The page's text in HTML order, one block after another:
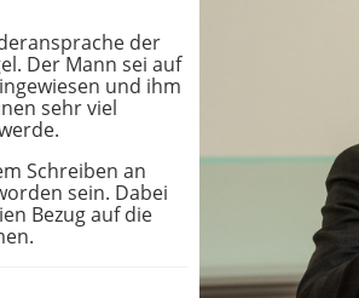
der
Der Mann sei auf
und ihm
sehr viel
Schreiben an
sein. Dabei
Bezug auf die